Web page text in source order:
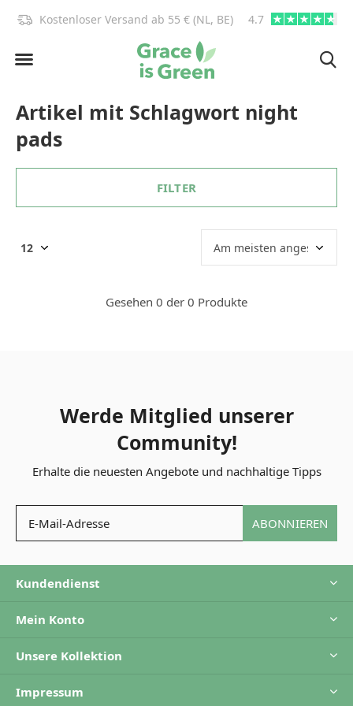
Kostenloser Versand ab 55 € (NL, BE) 4.7
Artikel mit Schlagwort night
pads
FILTER
Gesehen 0 der 0 Produkte
Werde Mitglied unserer
Community!
Erhalte die neuesten Angebote und nachhaltige Tipps
ABONNIEREN
Kundendienst
Mein Konto
Unsere Kollektion
Impressum